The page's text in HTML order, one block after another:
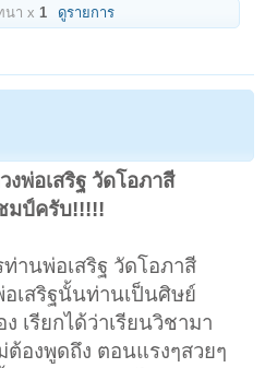
นา x 1 ดูรายการ
พ่อเสริฐ วัดโอภาสี
มป์ครับ!!!!!
านพ่อเสริฐ วัดโอภาสี
เสริฐนั้นท่านเป็นศิษย์
เรียกได้ว่าเรียนวิชามา
องพูดถึง ตอนแรงๆสวยๆ